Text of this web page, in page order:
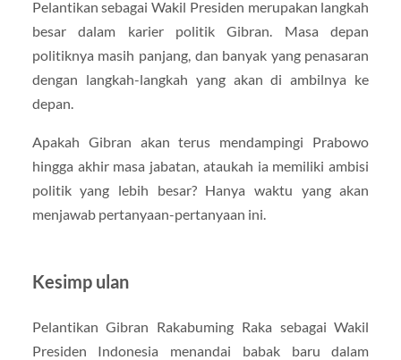
Pelantikan sebagai Wakil Presiden merupakan langkah
besar dalam karier politik Gibran. Masa depan
politiknya masih panjang, dan banyak yang penasaran
dengan langkah-langkah yang akan di ambilnya ke
depan.
Apakah Gibran akan terus mendampingi Prabowo
hingga akhir masa jabatan, ataukah ia memiliki ambisi
politik yang lebih besar? Hanya waktu yang akan
menjawab pertanyaan-pertanyaan ini.
Kesimp ulan
Pelantikan Gibran Rakabuming Raka sebagai Wakil
Presiden Indonesia menandai babak baru dalam